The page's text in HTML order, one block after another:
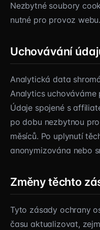
Nezbytné soubory
nutné pro provoz webu.
Uchovávání
Analytická data
Analytics uchováváme
Údaje spojené s
po dobu nezbytnou
měsíců. Po uplynutí
anonymizována nebo
Změny těchto
Tyto zásady ochrany
času aktualizovat,